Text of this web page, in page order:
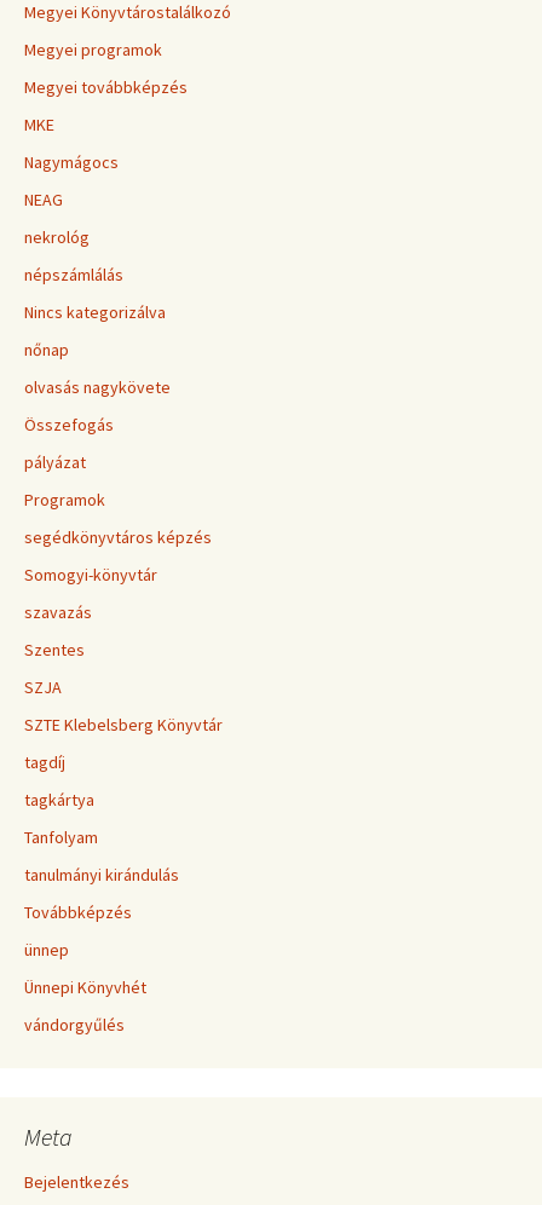
Megyei Könyvtárostalálkozó
Megyei programok
Megyei továbbképzés
MKE
Nagymágocs
NEAG
nekrológ
népszámlálás
Nincs kategorizálva
nőnap
olvasás nagykövete
Összefogás
pályázat
Programok
segédkönyvtáros képzés
Somogyi-könyvtár
szavazás
Szentes
SZJA
SZTE Klebelsberg Könyvtár
tagdíj
tagkártya
Tanfolyam
tanulmányi kirándulás
Továbbképzés
ünnep
Ünnepi Könyvhét
vándorgyűlés
Meta
Bejelentkezés